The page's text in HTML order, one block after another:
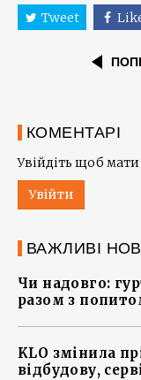
Tweet
КОМЕНТАРІ
Увійдіть щоб
Увійти
ВАЖЛИВІ
Чи надовго:
разом з
KLO змінила
відбудову,